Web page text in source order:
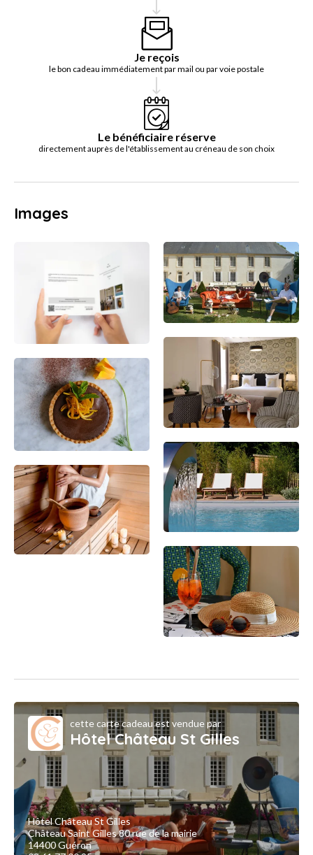
Je reçois
le bon cadeau immédiatement par mail ou par voie postale
Le bénéficiaire réserve
directement auprès de l'établissement au créneau de son choix
Images
cette carte cadeau est vendue par
Hôtel Château St Gilles
Hôtel Château St Gilles
Château Saint Gilles 80 rue de la mairie
14400 Guéron